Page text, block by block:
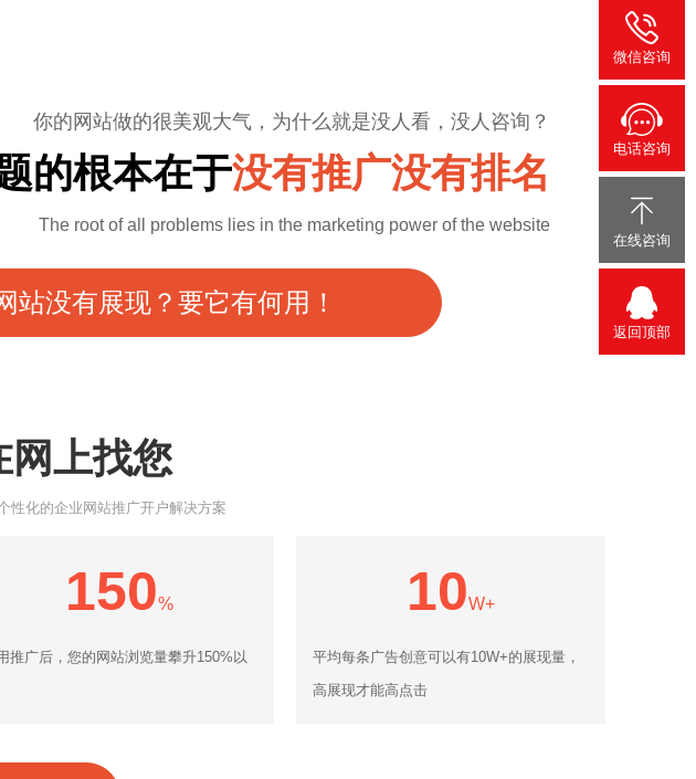
你的网站做的很美观大气，为什么就是没人看，没人咨询？
的根本在于没有推广没有排名
The root of all problems lies in the marketing power of the website
站没有展现？要它有何用！
网上找您
性化的企业网站推广开户解决方案
150%
推广后，您的网站浏览量攀升150%以
10W+
平均每条广告创意可以有10W+的展现量，
高展现才能高点击
微信咨询
电话咨询
在线咨询
返回顶部